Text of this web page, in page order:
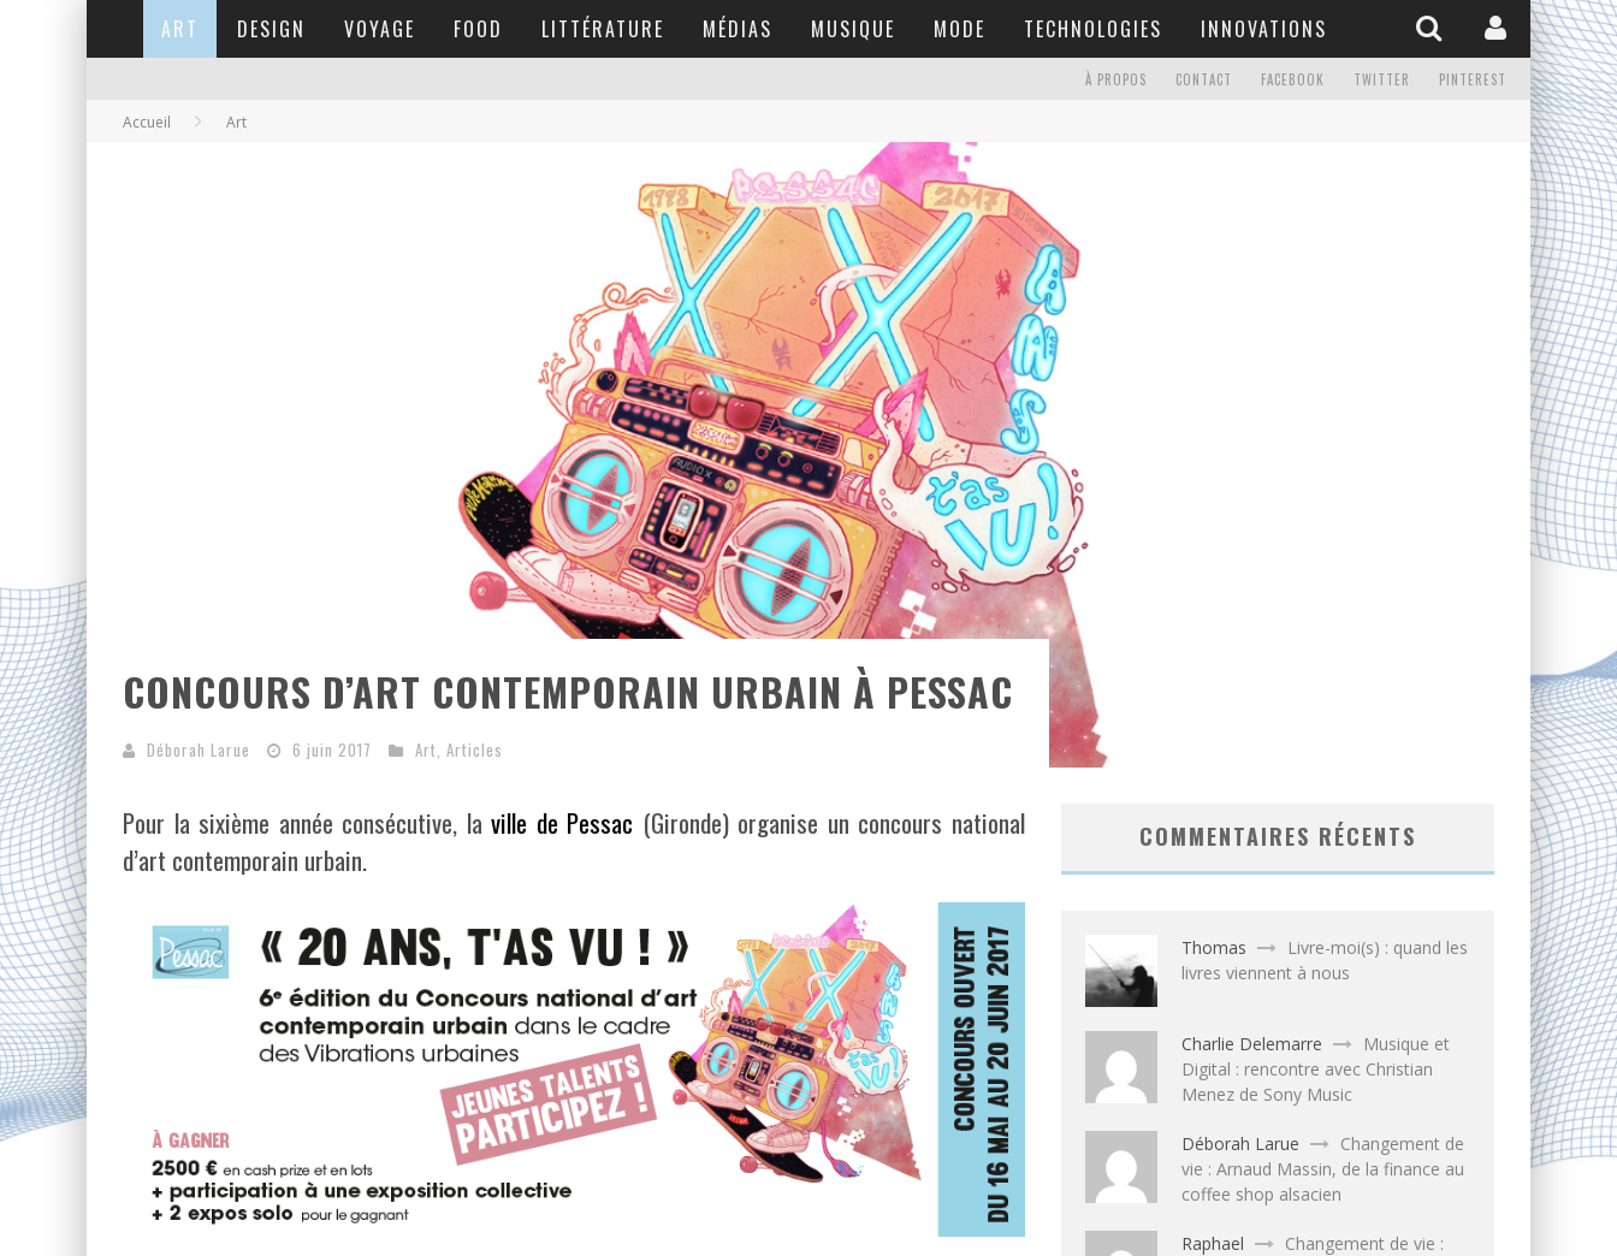
ART DESIGN VOYAGE FOOD LITTÉRATURE MÉDIAS MUSIQUE MODE TECHNOLOGIES INNOVATIONS
À PROPOS CONTACT FACEBOOK TWITTER PINTEREST
Accueil Art
CONCOURS D’ART CONTEMPORAIN URBAIN À PESSAC
Déborah Larue 6 juin 2017 Art, Articles
Pour la sixième année consécutive, laville de Pessac (Gironde) organise un concours national
d’art contemporain urbain.
COMMENTAIRES RÉCENTS
Thomas
Livre-moi(s) : quand les
livres viennent à nous
Charlie Delemarre
Musique et
Digital : rencontre avec Christian
Menez de Sony Music
Déborah Larue
Changement de
vie : Arnaud Massin, de la finance au
coffee shop alsacien
Raphael
Changement de vie :